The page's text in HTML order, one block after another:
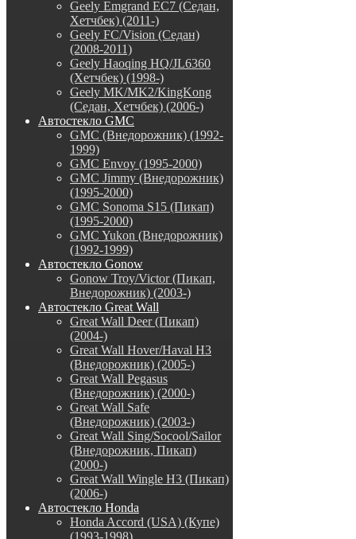
Geely Emgrand EC7 (Седан,
Хетчбек) (2011-)
Geely FC/Vision (Седан)
(2008-2011)
Geely Haoqing HQ/JL6360
(Хетчбек) (1998-)
Geely MK/MK2/KingKong
(Седан, Хетчбек) (2006-)
Автостекло GMC
GMC (Внедорожник) (1992-
1999)
GMC Envoy (1995-2000)
GMC Jimmy (Внедорожник)
(1995-2000)
GMC Sonoma S15 (Пикап)
(1995-2000)
GMC Yukon (Внедорожник)
(1992-1999)
Автостекло Gonow
Gonow Troy/Victor (Пикап,
Внедорожник) (2003-)
Автостекло Great Wall
Great Wall Deer (Пикап)
(2004-)
Great Wall Hover/Haval H3
(Внедорожник) (2005-)
Great Wall Pegasus
(Внедорожник) (2000-)
Great Wall Safe
(Внедорожник) (2003-)
Great Wall Sing/Socool/Sailor
(Внедорожник, Пикап)
(2000-)
Great Wall Wingle H3 (Пикап)
(2006-)
Автостекло Honda
Honda Accord (USA) (Купе)
(1993-1998)